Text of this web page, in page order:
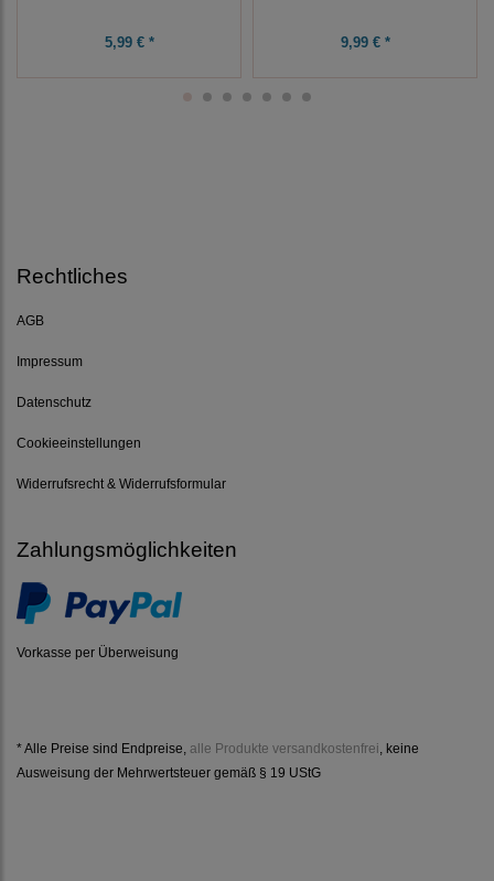
5,99 € * 9,99 € *
Rechtliches
AGB
Impressum
Datenschutz
Cookieeinstellungen
Widerrufsrecht & Widerrufsformular
Zahlungsmöglichkeiten
Vorkasse per Überweisung
* Alle Preise sind Endpreise, alle Produkte versandkostenfrei , keine
Ausweisung der Mehrwertsteuer gemäß § 19 UStG